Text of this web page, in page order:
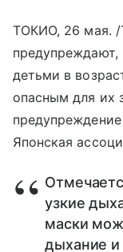
ТОКИО, 26 мая. /
предупреждают,
детьми в
опасным для их
Японская
узкие
маски
дыхание